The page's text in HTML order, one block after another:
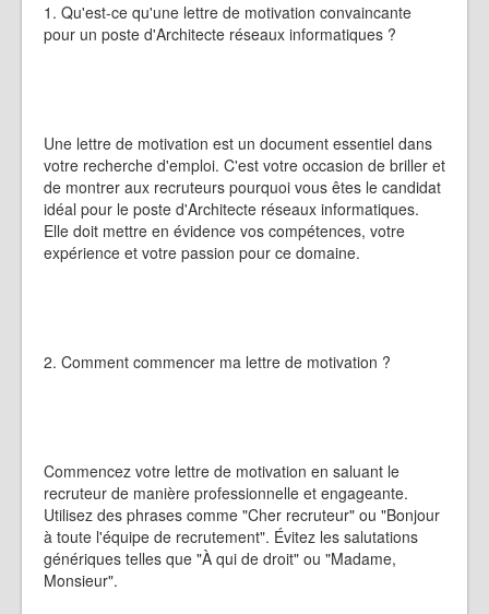
1. Qu'est-ce qu'une lettre de motivation convaincante
pour un poste d'Architecte réseaux informatiques ?
Une lettre de motivation est un document essentiel dans
votre recherche d'emploi. C'est votre occasion de briller et
de montrer aux recruteurs pourquoi vous êtes le candidat
idéal pour le poste d'Architecte réseaux informatiques.
Elle doit mettre en évidence vos compétences, votre
expérience et votre passion pour ce domaine.
2. Comment commencer ma lettre de motivation ?
Commencez votre lettre de motivation en saluant le
recruteur de manière professionnelle et engageante.
Utilisez des phrases comme "Cher recruteur" ou "Bonjour
à toute l'équipe de recrutement". Évitez les salutations
génériques telles que "À qui de droit" ou "Madame,
Monsieur".